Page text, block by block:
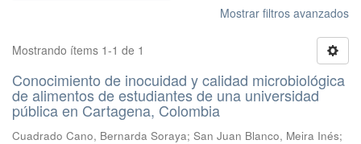
Mostrar filtros avanzados
Mostrando ítems 1-1 de 1
Conocimiento de inocuidad y calidad microbiológica
de alimentos de estudiantes de una universidad
pública en Cartagena, Colombia
Cuadrado Cano, Bernarda Soraya; San Juan Blanco, Meira Inés;